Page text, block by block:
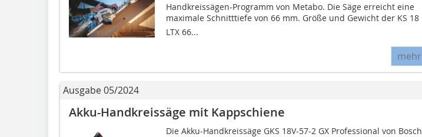
Handkreissägen-Programm von Metabo. Die Säge erreicht eine
maximale Schnitttiefe von 66 mm. Größe und Gewicht der KS 18
LTX 66...
mehr
Ausgabe 05/2024
Akku-Handkreissäge mit Kappschiene
Die Akku-Handkreissäge GKS 18V-57-2 GX Professional von Bosch